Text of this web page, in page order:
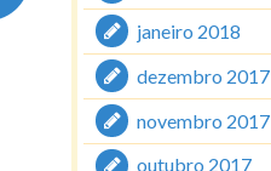
janeiro 2018
dezembro 2017
novembro 2017
outubro 2017